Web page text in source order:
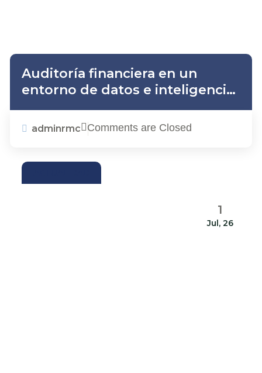
Auditoría financiera en un
entorno de datos e inteligencia
artificial
adminrmc Comments are Closed
1
Jul, 26